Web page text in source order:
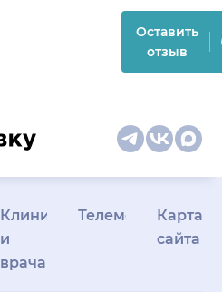
Оставить
отзыв
Клиникам
и
врачам
Телемедицина
Карта
сайта